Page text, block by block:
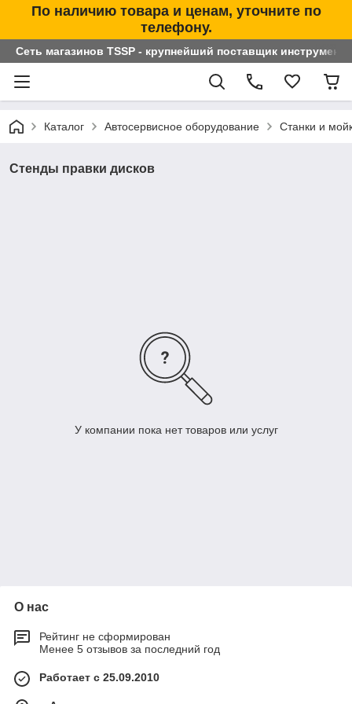
По наличию товара и ценам, уточните по
телефону.
Сеть магазинов TSSP - крупнейший поставщик
Каталог Автосервисное оборудование Станки и
Стенды правки дисков
У компании пока нет товаров или услуг
О нас
Рейтинг не сформирован
Менее 5 отзывов за последний год
Работает с 25.09.2010